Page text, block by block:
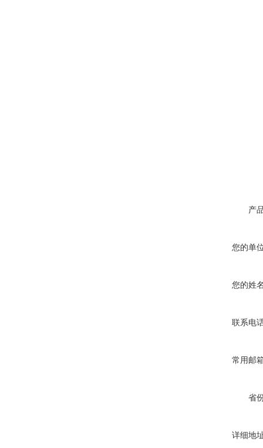
产
您的单
您的姓
联系电
常用邮
省
详细地